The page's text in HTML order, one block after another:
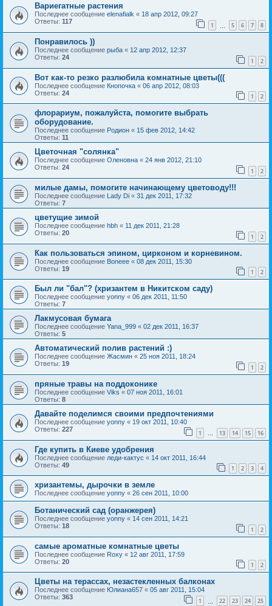
Вариегатные растения
Последнее сообщение elenafialk « 18 апр 2012, 09:27
Ответы: 117 1 5 6 7 8
Понравилось ))
Последнее сообщение рыба « 12 апр 2012, 12:37
Ответы: 24 1 2
Вот как-то резко разлюбила комнатные цветы(((
Последнее сообщение Кнопочка « 06 апр 2012, 08:03
Ответы: 24 1 2
флорариум, пожалуйста, помогите выбрать
оборудование.
Последнее сообщение Родион « 15 фев 2012, 14:42
Ответы: 11
Цветочная "солянка"
Последнее сообщение Оленовна « 24 янв 2012, 21:10
Ответы: 24 1 2
милые дамы, помогите начинающему цветоводу!!!
Последнее сообщение Lady Di « 31 дек 2011, 17:32
Ответы: 7
цветущие зимой
Последнее сообщение hbh « 11 дек 2011, 21:28
Ответы: 20 1 2
Как пользоваться эпином, цирконом и корневином.
Последнее сообщение Boneee « 08 дек 2011, 15:30
Ответы: 19 1 2
Был ли "бал"? (хризантем в Никитском саду)
Последнее сообщение yonny « 06 дек 2011, 11:50
Ответы: 7
Лакмусовая бумага
Последнее сообщение Yana_999 « 02 дек 2011, 16:37
Ответы: 5
Автоматический полив растений :)
Последнее сообщение Жасмин « 25 ноя 2011, 18:24
Ответы: 19 1 2
пряные травы на поддоконике
Последнее сообщение Viks « 07 ноя 2011, 16:01
Ответы: 8
Давайте поделимся своими предпочтениями
Последнее сообщение yonny « 19 окт 2011, 10:40
Ответы: 227 1 13 14 15 16
Где купить в Киеве удобрения
Последнее сообщение леди-кактус « 14 окт 2011, 16:44
Ответы: 49 1 2 3 4
хризантемы, дырочки в земле
Последнее сообщение yonny « 26 сен 2011, 10:00
Ботанический сад (оранжерея)
Последнее сообщение yonny « 14 сен 2011, 14:21
Ответы: 18 1 2
самые ароматные комнатные цветы
Последнее сообщение Roxy « 12 авг 2011, 17:59
Ответы: 20 1 2
Цветы на терассах, незастекленных балконах
Последнее сообщение Юлиана657 « 05 авг 2011, 15:04
Ответы: 363 1 22 23 24 25